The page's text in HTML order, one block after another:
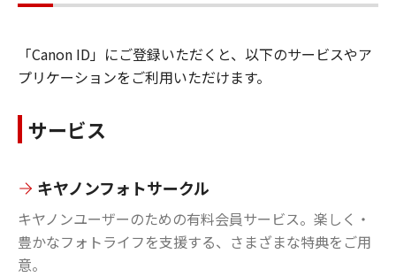
「Canon ID」にご登録いただくと、以下のサービスやア
プリケーションをご利用いただけます。
サービス
キヤノンフォトサークル
キヤノンユーザーのための有料会員サービス。楽しく・
豊かなフォトライフを支援する、さまざまな特典をご用
意。